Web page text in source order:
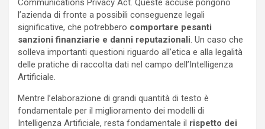
Communications Privacy Act. Queste accuse pongono
l’azienda di fronte a possibili conseguenze legali
significative, che potrebbero comportare pesanti
sanzioni finanziarie e danni reputazionali. Un caso che
solleva importanti questioni riguardo all’etica e alla legalità
delle pratiche di raccolta dati nel campo dell’Intelligenza
Artificiale.
Mentre l’elaborazione di grandi quantità di testo è
fondamentale per il miglioramento dei modelli di
Intelligenza Artificiale, resta fondamentale il rispetto dei